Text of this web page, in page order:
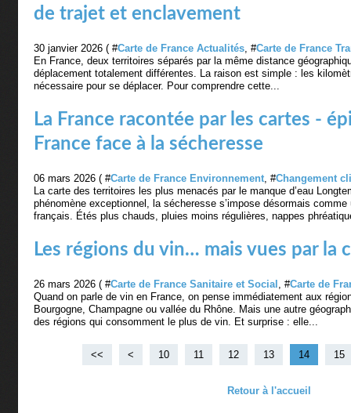
de trajet et enclavement
30 janvier 2026 ( #Carte de France Actualités, #Carte de France
En France, deux territoires séparés par la même distance
déplacement totalement différentes. La raison est simple : les
nécessaire pour se déplacer. Pour comprendre cette...
La France racontée par les cartes -
France face à la sécheresse
06 mars 2026 ( #Carte de France Environnement, #Changement
La carte des territoires les plus menacés par le manque d’eau
phénomène exceptionnel, la sécheresse s’impose désormais
français. Étés plus chauds, pluies moins régulières, nappes
Les régions du vin… mais vues par la
26 mars 2026 ( #Carte de France Sanitaire et Social , #Carte de
Quand on parle de vin en France, on pense immédiatement aux
Bourgogne, Champagne ou vallée du Rhône. Mais une autre
des régions qui consomment le plus de vin. Et surprise : elle...
<< < 10 11 12 13 14 15
Retour à l'accueil